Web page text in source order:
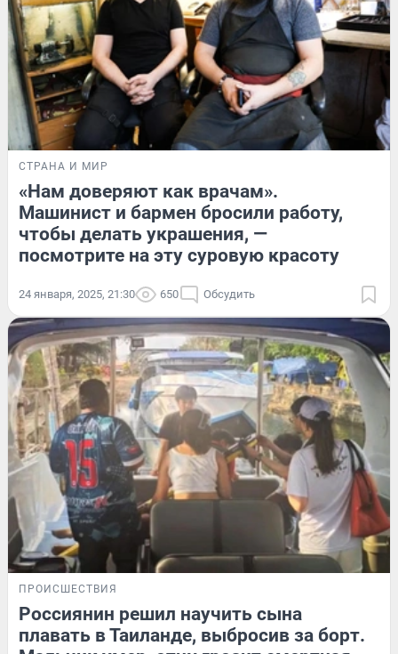
СТРАНА И МИР
«Нам доверяют как врачам».
Машинист и бармен бросили работу,
чтобы делать украшения, —
посмотрите на эту суровую красоту
24 января, 2025, 21:30 650 Обсудить
ПРОИСШЕСТВИЯ
Россиянин решил научить сына
плавать в Таиланде, выбросив за борт.